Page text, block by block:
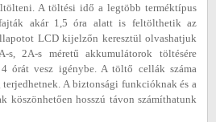
A töltési idő a legtöbb terméktípus
akár 1,5 óra alatt is feltölthetik az
LCD kijelzőn keresztül olvashatjuk
2A-s méretű akkumulátorok töltésére
órát vesz igénybe. A töltő cellák száma
A biztonsági funkcióknak és a
köszönhetően hosszú távon számíthatunk